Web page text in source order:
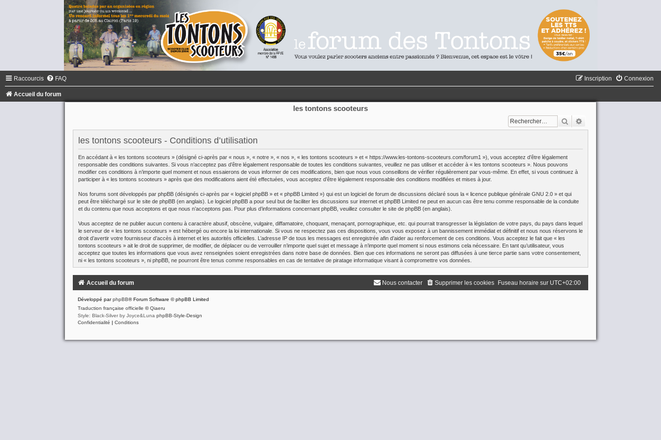
Raccourcis FAQ Connexion
Inscription
Accueil du forum
les tontons scooteurs
Rechercher
les tontons scooteurs - Conditions d’utilisation
En accédant à « les tontons scooteurs » (désigné ci-après par « nous », « notre », « nos », « les tontons scooteurs » et « https://www.les-tontons-scooteurs.com/forum1 »), vous acceptez d’être légalement
responsable des conditions suivantes. Si vous n’acceptez pas d’être légalement responsable de toutes les conditions suivantes, veuillez ne pas utiliser et accéder à « les tontons scooteurs ». Nous pouvons
modifier ces conditions à n’importe quel moment et nous essaierons de vous informer de ces modifications, bien que nous vous conseillons de vérifier régulièrement par vous-même. En effet, si vous continuez à
participer à « les tontons scooteurs » après que des modifications aient été effectuées, vous acceptez d’être légalement responsable des conditions modifiées et mises à jour.
Nos forums sont développés par phpBB (désignés ci-après par « logiciel phpBB » et « phpBB Limited ») qui est un logiciel de forum de discussions déclaré sous la « licence publique générale GNU 2.0» et qui
peut être téléchargé sur le site de phpBB(en anglais). Le logiciel phpBB a pour seul but de faciliter les discussions sur internet et phpBB Limited ne peut en aucun cas être tenu comme responsable de la conduite
et du contenu que nous acceptons et que nous n’acceptons pas. Pour plus d’informations concernant phpBB, veuillez consulter le site de phpBB(en anglais).
Vous acceptez de ne publier aucun contenu à caractère abusif, obscène, vulgaire, diffamatoire, choquant, menaçant, pornographique, etc. qui pourrait transgresser la législation de votre pays, du pays dans lequel
le serveur de « les tontons scooteurs » est hébergé ou encore la loi internationale. Si vous ne respectez pas ces dispositions, vous vous exposez à un bannissement immédiat et définitif et nous nous réservons le
droit d’avertir votre fournisseur d’accès à internet et les autorités officielles. L’adresse IP de tous les messages est enregistrée afin d’aider au renforcement de ces conditions. Vous acceptez le fait que « les
tontons scooteurs » ait le droit de supprimer, de modifier, de déplacer ou de verrouiller n’importe quel sujet et message à n’importe quel moment si nous estimons cela nécessaire. En tant qu’utilisateur, vous
acceptez que toutes les informations que vous avez renseignées soient enregistrées dans notre base de données. Bien que ces informations ne seront pas diffusées à une tierce partie sans votre consentement,
ni « les tontons scooteurs », ni phpBB, ne pourront être tenus comme responsables en cas de tentative de piratage informatique visant à compromettre vos données.
Accueil du forum Fuseau horaire sur UTC+02:00
Supprimer les cookies
Nous contacter
Développé parphpBB® Forum Software © phpBB Limited
Traduction française officielle ©Qiaeru
Style: Black-Silver by Joyce&Luna phpBB-Style-Design
Confidentialité | Conditions